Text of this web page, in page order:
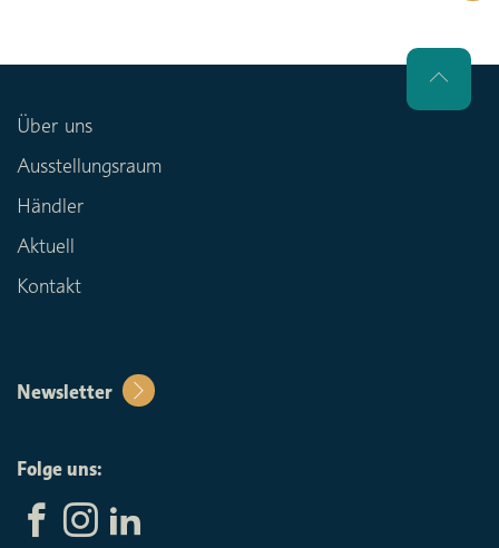
Über uns
Ausstellungsraum
Händler
Aktuell
Kontakt
Newsletter
Folge uns: